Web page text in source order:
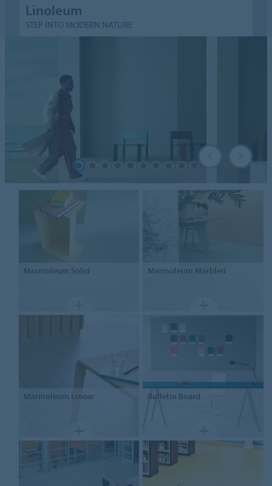
Linoleum
STEP INTO MODERN NATURE
Marmoleum Solid Marmoleum Marbled
Marmoleum Linear Bulletin Board